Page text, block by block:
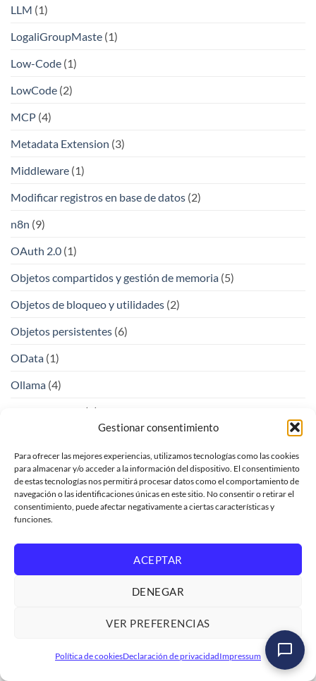
Gestionar consentimiento
Para ofrecer las mejores experiencias, utilizamos tecnologías como las cookies
para almacenar y/o acceder a la información del dispositivo. El consentimiento
de estas tecnologías nos permitirá procesar datos como el comportamiento de
navegación o las identificaciones únicas en este sitio. No consentir o retirar el
consentimiento, puede afectar negativamente a ciertas características y
funciones.
ACEPTAR
DENEGAR
VER PREFERENCIAS
Política de cookiesDeclaración de privacidadImpressum
LLM (1)
LogaliGroupMaste (1)
Low-Code (1)
LowCode (2)
MCP (4)
Metadata Extension (3)
Middleware (1)
Modificar registros en base de datos (2)
n8n (9)
OAuth 2.0 (1)
Objetos compartidos y gestión de memoria (5)
Objetos de bloqueo y utilidades (2)
Objetos persistentes (6)
OData (1)
Ollama (4)
(2)
Patrones de diseño(5)
Polimorfismo, asociación y composición(7)
Postman
ProcessAutomation(1)
Pymes(1)
(3)